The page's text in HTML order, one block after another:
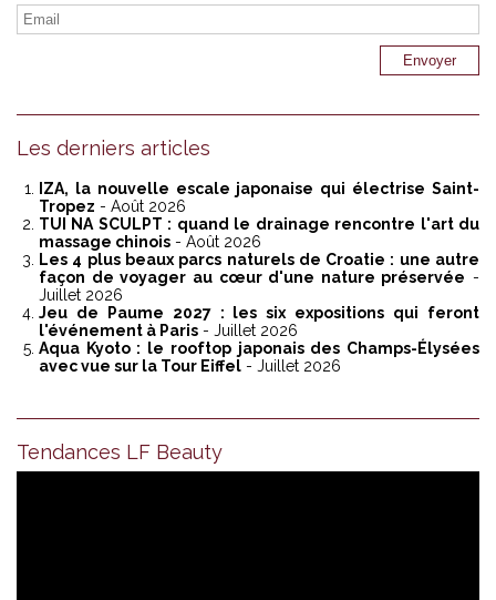
Les derniers articles
IZA, la nouvelle escale japonaise qui électrise Saint-
Tropez - Août 2026
TUI NA SCULPT : quand le drainage rencontre l'art du
massage chinois - Août 2026
Les 4 plus beaux parcs naturels de Croatie : une autre
façon de voyager au cœur d'une nature préservée -
Juillet 2026
Jeu de Paume 2027 : les six expositions qui feront
l'événement à Paris - Juillet 2026
Aqua Kyoto : le rooftop japonais des Champs-Élysées
avec vue sur la Tour Eiffel - Juillet 2026
Tendances LF Beauty